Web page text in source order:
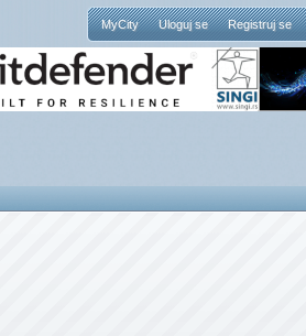
MyCity Uloguj se Registruj se